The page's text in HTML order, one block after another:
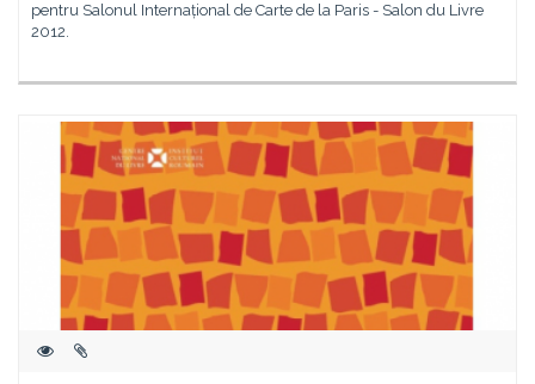
pentru Salonul Internațional de Carte de la Paris - Salon du Livre
2012.